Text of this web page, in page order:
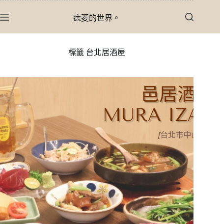
至
痣菱的世界。
標籤 台北居酒屋